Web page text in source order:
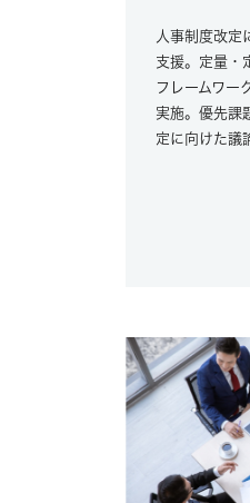
人事制度改定
支援。定量・
フレームワー
実施。優先課
定に向けた議